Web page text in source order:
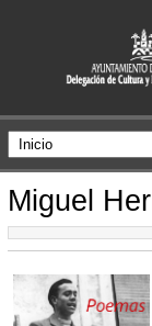
Miguel